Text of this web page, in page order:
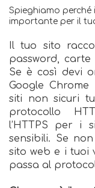
Spieghiamo
importante per il
Il tuo sito
password,
Se è così devi
Google
siti non sicuri
protocollo
l’HTTPS per i
sensibili. Se
sito web e i tuoi
passa al